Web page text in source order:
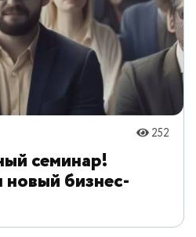
252
семинар!
бизнес-